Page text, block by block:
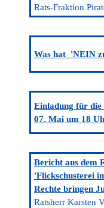
Rats-Fraktion
Was hat 'NEIN
Einladung für die
07. Mai um 18
Bericht aus dem
'Flickschusterei
Rechte bringen
Ratsherr Karsten